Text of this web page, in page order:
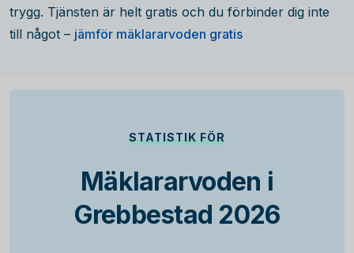
trygg. Tjänsten är helt gratis och du förbinder dig inte
till något – jämför mäklararvoden gratis
STATISTIK FÖR
Mäklararvoden i
Grebbestad 2026